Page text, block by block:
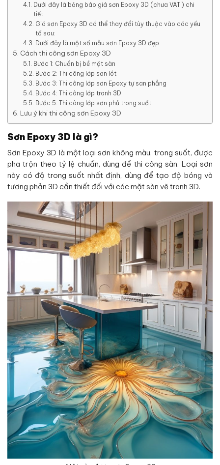
Dưới đây là bảng báo giá sơn Epoxy 3D (chưa VAT ) chi
tiết:
Giá sơn Epoxy 3D có thể thay đổi tùy thuộc vào các yếu
tố sau:
Dưới đây là một số mẫu sơn Epoxy 3D đẹp:
Cách thi công sơn Epoxy 3D
Bước 1: Chuẩn bị bề mặt sàn
Bước 2: Thi công lớp sơn lót
Bước 3: Thi công lớp sơn Epoxy tự san phẳng
Bước 4: Thi công lớp tranh 3D
Bước 5: Thi công lớp sơn phủ trong suốt
Lưu ý khi thi công sơn Epoxy 3D
Sơn Epoxy 3D là gì?
Sơn Epoxy 3D là một loại sơn không màu, trong suốt, được
pha trộn theo tỷ lệ chuẩn, dùng để thi công sàn. Loại sơn
này có độ trong suốt nhất định, dùng để tạo độ bóng và
tương phản 3D cần thiết đối với các mặt sàn vẽ tranh 3D.